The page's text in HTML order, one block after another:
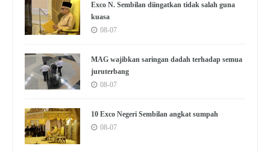
Exco N. Sembilan diingatkan tidak salah guna
kuasa
08-07
MAG wajibkan saringan dadah terhadap semua
juruterbang
08-07
10 Exco Negeri Sembilan angkat sumpah
08-07